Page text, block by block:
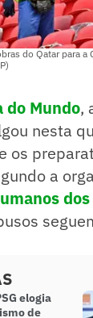
do Qatar para a
do Mundo,
nesta
os
a
elogia
de